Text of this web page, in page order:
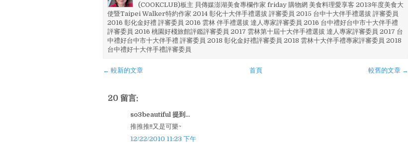
(COOKCLUB)板主 貝傳媒澎湖美食專欄作家 friday 購物網 美食料理愛享客 2013年度美食大
使暨Taipei Walker特約作家 2014 彰化十大伴手禮選拔 評審委員 2015 台中十大伴手禮選拔 評審委員
2016 彰化金好禮 評審委員 2016 雲林 伴手禮選拔 達人專家評審委員 2016 台中禮好台中市十大伴手禮
評審委員 2016 桃園好棧旅館評鑑評審委員 2017 雲林第十屆十大伴手禮選拔 達人專家評審委員 2017 台
中禮好台中市十大伴手禮 評審委員 2018 彰化金好禮評審委員 2018 雲林十大伴手禮專家評審委員 2018
台中禮好十大伴手禮評審委員
← 較新的文章 較舊的文章 →
首頁
20 留言:
so3beautiful 提到...
推推推!!又是可樂~
12/22/2010 11:23 下午